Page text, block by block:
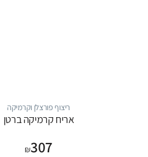
ריצוף פורצלן וקרמיקה
אריח קרמיקה ברטן
₪307